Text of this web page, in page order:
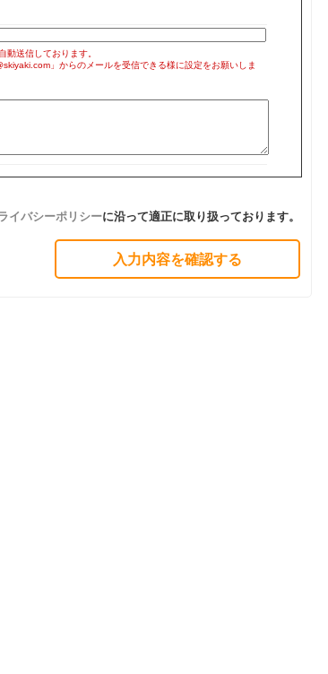
動送信しております。
」からのメールを受信できる様に設定をお願いしま
イバシーポリシーに沿って適正に取り扱っております。
入力内容を確認する